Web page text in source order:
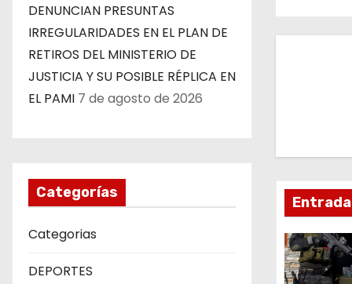
DENUNCIAN PRESUNTAS
IRREGULARIDADES EN EL PLAN DE
RETIROS DEL MINISTERIO DE
JUSTICIA Y SU POSIBLE RÉPLICA EN
EL PAMI 7 de agosto de 2026
Categorías
Categorias
DEPORTES
c
i
ó